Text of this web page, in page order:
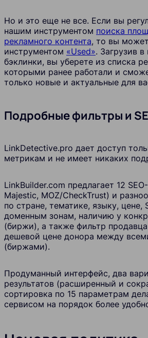
Но и это еще не все. Если вы
нашим инструментом поиска
рекламного контента, то вы
инструментом «Used». Загрузив
бэклинки, вы уберете из списка
которыми ранее работали и
только новые и актуальные для
Подробные фильтры и
LinkDetective.pro дает доступ
метрикам и не имеет никаких
LinkBuilder.com предлагает 12
Majestic, MOZ/CheckTrust) и
по стране, тематике, языку, цене,
доменным зонам, наличию у
(биржи), а также фильтр
дешевой цене донора между
(биржами).
Продуманный интерфейс, два
результатов (расширенный и
сортировка по 15 параметрам
сервисом на порядок более